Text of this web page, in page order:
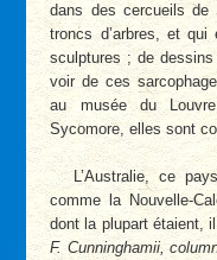
dans des cercueils de
troncs d’arbres, et
sculptures ; de
voir de ces
au musée du
Sycomore, elles sont
L’Australie, ce
comme la Nouvelle-
dont la plupart étaient,
F. Cunninghamii,